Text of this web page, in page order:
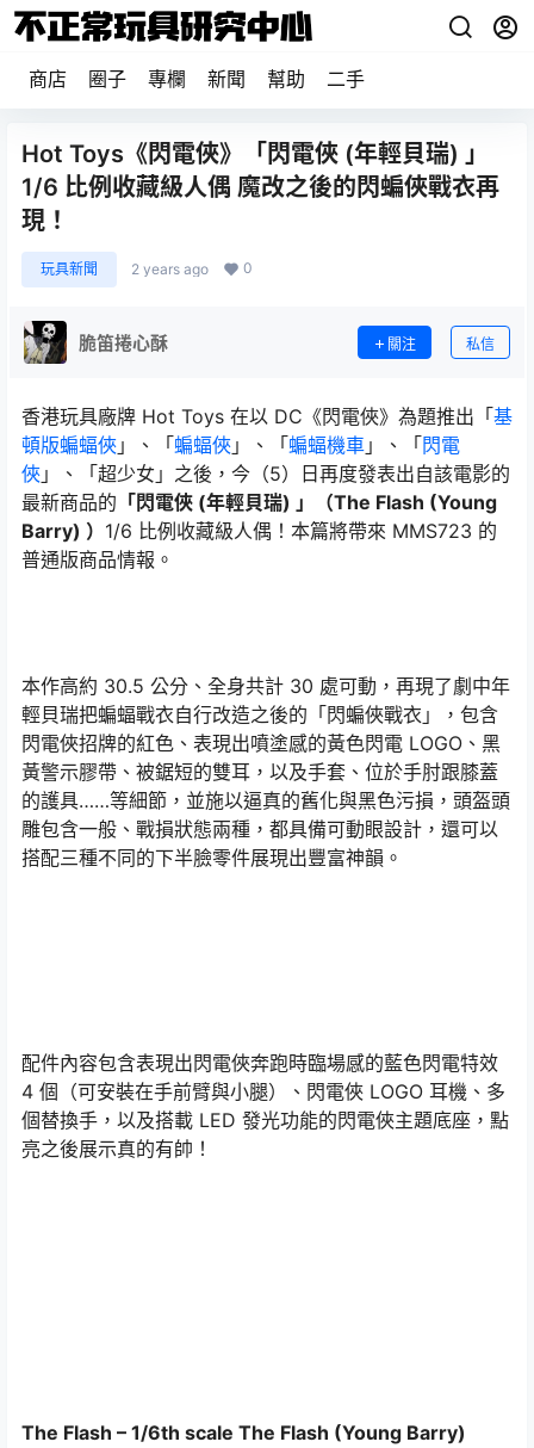
商店 圈子 專欄 新聞 幫助 二手
Hot Toys《閃電俠》「閃電俠 (年輕貝瑞) 」
1/6 比例收藏級人偶 魔改之後的閃蝙俠戰衣再
現！
玩具新聞 2 years ago 0
脆笛捲心酥 關注 私信
香港玩具廠牌 Hot Toys 在以 DC《閃電俠》為題推出「基
頓版蝙蝠俠 」、「蝙蝠俠 」、「蝙蝠機車 」、「閃電
俠 」、「超少女」之後，今（5）日再度發表出自該電影的
最新商品的 「閃電俠 (年輕貝瑞) 」（The Flash (Young
Barry) ） 1/6 比例收藏級人偶！本篇將帶來 MMS723 的
普通版商品情報。
本作高約 30.5 公分、全身共計 30 處可動，再現了劇中年
輕貝瑞把蝙蝠戰衣自行改造之後的「閃蝙俠戰衣」，包含
閃電俠招牌的紅色、表現出噴塗感的黃色閃電 LOGO、黑
黃警示膠帶、被鋸短的雙耳，以及手套、位於手肘跟膝蓋
的護具……等細節，並施以逼真的舊化與黑色污損，頭盔頭
雕包含一般、戰損狀態兩種，都具備可動眼設計，還可以
搭配三種不同的下半臉零件展現出豐富神韻。
配件內容包含表現出閃電俠奔跑時臨場感的藍色閃電特效
4 個（可安裝在手前臂與小腿）、閃電俠 LOGO 耳機、多
個替換手，以及搭載 LED 發光功能的閃電俠主題底座，點
亮之後展示真的有帥！
The Flash – 1/6th scale The Flash (Young Barry)